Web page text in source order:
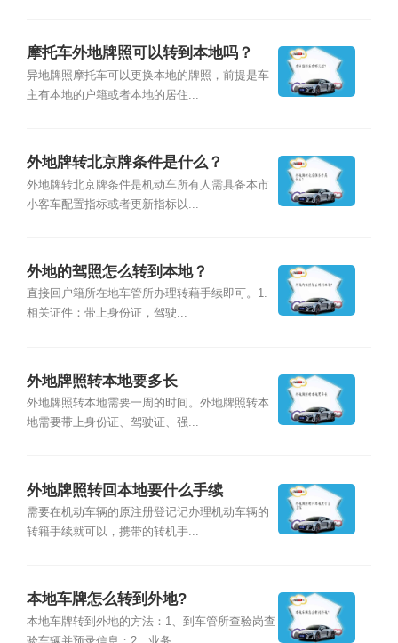
摩托车外地牌照可以转到本地吗？
异地牌照摩托车可以更换本地的牌照，前提是车
主有本地的户籍或者本地的居住...
外地牌转北京牌条件是什么？
外地牌转北京牌条件是机动车所有人需具备本市
小客车配置指标或者更新指标以...
外地的驾照怎么转到本地？
直接回户籍所在地车管所办理转藉手续即可。1.
相关证件：带上身份证，驾驶...
外地牌照转本地要多长
外地牌照转本地需要一周的时间。外地牌照转本
地需要带上身份证、驾驶证、强...
外地牌照转回本地要什么手续
需要在机动车辆的原注册登记记办理机动车辆的
转籍手续就可以，携带的转机手...
本地车牌怎么转到外地?
本地车牌转到外地的方法：1、到车管所查验岗查